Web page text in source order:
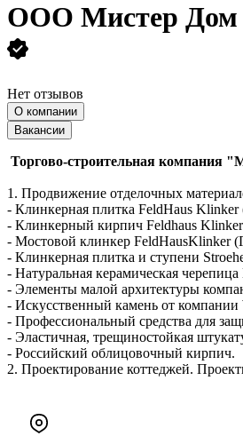
ООО Мистер Дом
Нет отзывов
О компании
Вакансии
Торгово-строительная компания
1. Продвижение отделочных
- Клинкерная плитка FeldHaus Klinker
- Клинкерный кирпич Feldhaus
- Мостовой клинкер FeldHausKlinker
- Клинкерная плитка и ступени
- Натуральная керамическая
- Элементы малой архитектуры
- Искусственный камень от
- Профессиональный средства для
- Эластичная, трещиностойкая
- Российский облицовочный кирпич.
2. Проектирование коттеджей.